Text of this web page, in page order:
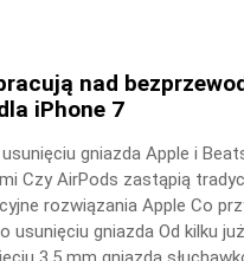
nad
iPhone 7
gniazda Apple i
Czy AirPods zastąpią
rozwiązania Apple Co
usunięciu gniazda Od kilku